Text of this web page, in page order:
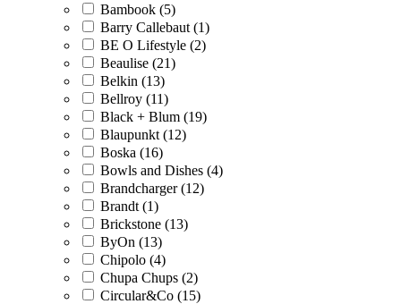
Bambook (5)
Barry Callebaut (1)
BE O Lifestyle (2)
Beaulise (21)
Belkin (13)
Bellroy (11)
Black + Blum (19)
Blaupunkt (12)
Boska (16)
Bowls and Dishes (4)
Brandcharger (12)
Brandt (1)
Brickstone (13)
ByOn (13)
Chipolo (4)
Chupa Chups (2)
Circular&Co (15)